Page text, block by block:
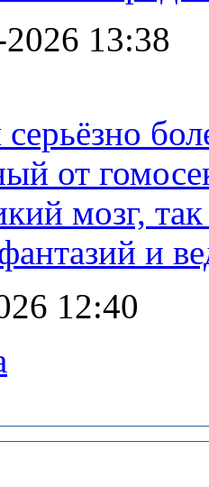
13:38
от
мозг,
и
12:40